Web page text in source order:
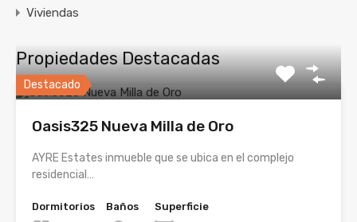
Viviendas
Propiedades Destacadas
Destacado
Oasis325 Nueva Milla de Oro
AYRE Estates inmueble que se ubica en el complejo
residencial…
Dormitorios
Baños
Superficie